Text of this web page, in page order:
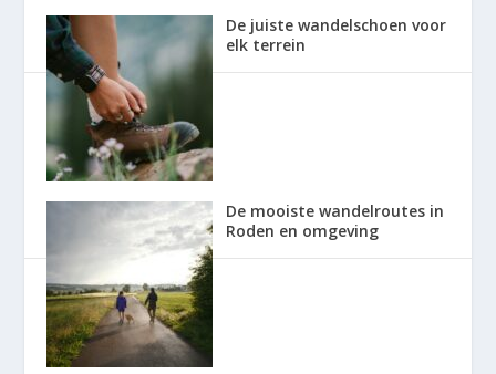
De juiste wandelschoen voor
elk terrein
De mooiste wandelroutes in
Roden en omgeving